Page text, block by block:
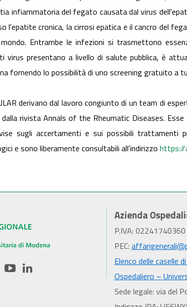
infiammatoria del fegato causata dal virus
l'epatite cronica, la cirrosi epatica e il cancro del
Entrambe le infezioni si trasmettono
virus presentano a livello di salute pubblica, è
fornendo lo possibilità di uno screening gratuito
derivano dal lavoro congiunto di un team di
rivista Annals of the Rheumatic Diseases.
sugli accertamenti e sui possibili trattamenti
e sono liberamente consultabili all'indirizzo https://
Azienda
P.IVA: 02241740360
PEC:
Elenco delle caselle
Ospedaliero –
Sede legale: via del